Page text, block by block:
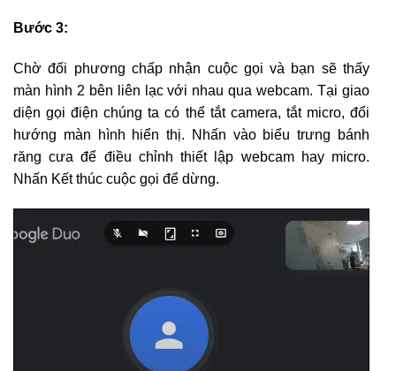
Bước 3:
Chờ đối phương chấp nhận cuộc gọi và bạn sẽ thấy
màn hình 2 bên liên lạc với nhau qua webcam. Tại giao
diện gọi điện chúng ta có thể tắt camera, tắt micro, đổi
hướng màn hình hiển thị. Nhấn vào biểu trưng bánh
răng cưa để điều chỉnh thiết lập webcam hay micro.
Nhấn Kết thúc cuộc gọi để dừng.